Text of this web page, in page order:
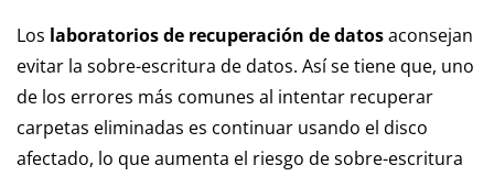
Los laboratorios de recuperación de datosaconsejan
evitar la sobre-escritura de datos. Así se tiene que, uno
de los errores más comunes al intentar recuperar
carpetas eliminadas es continuar usando el disco
afectado, lo que aumenta el riesgo de sobre-escritura